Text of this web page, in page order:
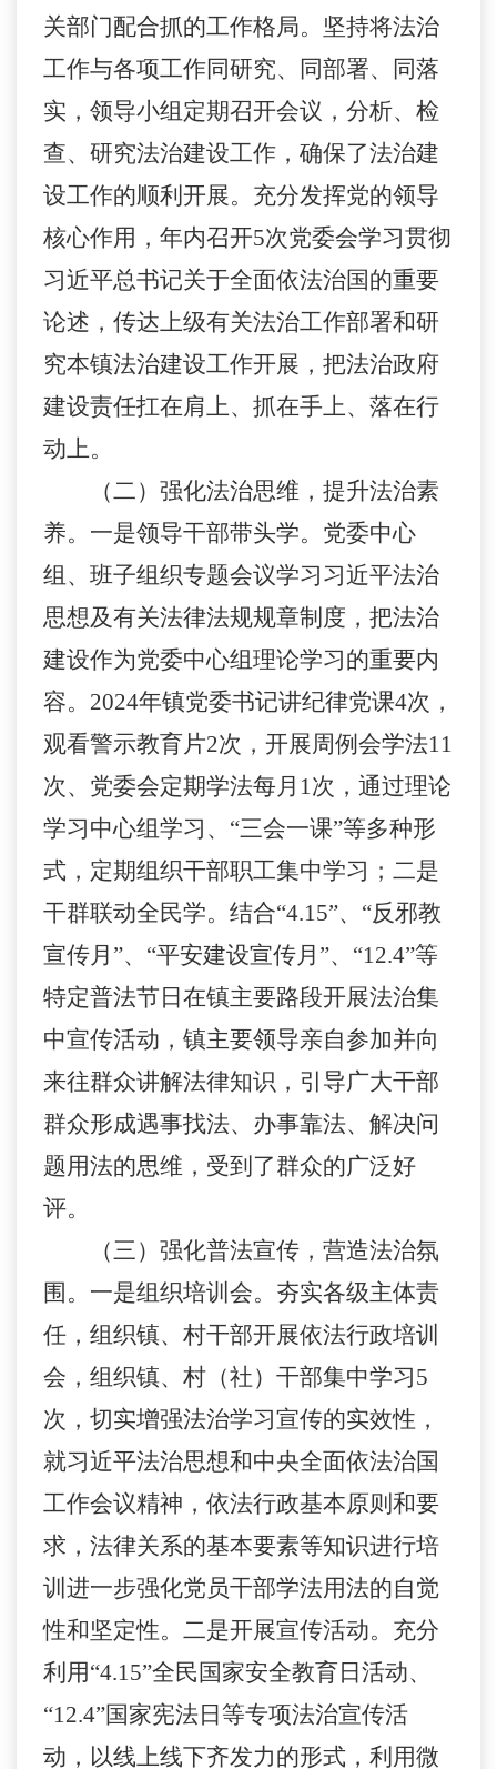
关部门配合抓的工作格局。坚持将法治
工作与各项工作同研究、同部署、同落
实，领导小组定期召开会议，分析、检
查、研究法治建设工作，确保了法治建
设工作的顺利开展。 充分发挥党的领导
核心作用，年内召开5次党委会学习贯彻
习近平总书记关于全面依法治国的重要
论述，传达上级有关法治工作部署和研
究本镇法治建设工作开展，把法治政府
建设责任扛在肩上、抓在手上、落在行
动上。
（二）强化法治思维，提升法治素
养。 一是领导干部带头学。党委中心
组、班子组织专题会议学习习近平法治
思想及有关法律法规规章制度，把法治
建设作为党委中心组理论学习的重要内
容。 2024年镇党委书记讲纪律党课4次 ，
观看警示教育片2次 ， 开展周例会学法11
次、党委会定期学法每月 1次， 通过理论
学习中心组学习、 “三会一课”等多种形
式，定期组织干部职工集中学习； 二是
干群联动全民学。结合“4.15”、“反邪教
宣传月”、“平安建设宣传月”、“12.4”等
特定普法节日在镇主要路段开展法治集
中宣传活动，镇主要领导亲自参加并向
来往群众讲解法律知识，引导广大干部
群众形成遇事找法、办事靠法、解决问
题用法的思维， 受到了群众的广泛好
评。
（三）强化普法宣传 ，营造法治氛
围 。 一是组织培训会。夯实各级主体责
任，组织镇、村干部开展依法行政培训
会，组织镇、村（社）干部集中学习5
次，切实增强法治学习宣传的实效性，
就习近平法治思想和中央全面依法治国
工作会议精神，依法行政基本原则和要
求，法律关系的基本要素等知识进行培
训进一步强化党员干部学法用法的自觉
性和坚定性。二是开展宣传活动。充分
利用“4.15”全民国家安全教育日活动、
“12.4”国家宪法日等专项法治宣传活
动，以线上线下齐发力的形式，利用微